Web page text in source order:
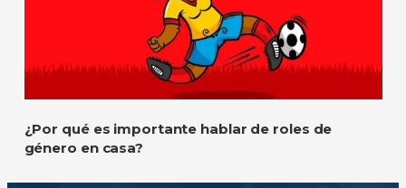
¿Por qué es importante hablar de roles de
género en casa?